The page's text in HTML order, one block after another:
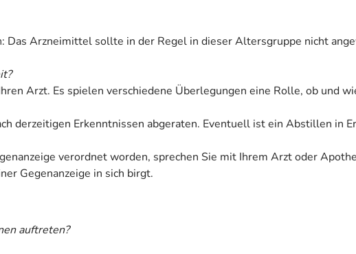
Das Arzneimittel sollte in der Regel in dieser Altersgruppe nicht
Arzt. Es spielen verschiedene Überlegungen eine Rolle, ob und
derzeitigen Erkenntnissen abgeraten. Eventuell ist ein Abstillen in
verordnet worden, sprechen Sie mit Ihrem Arzt oder
Gegenanzeige in sich birgt.
auftreten?